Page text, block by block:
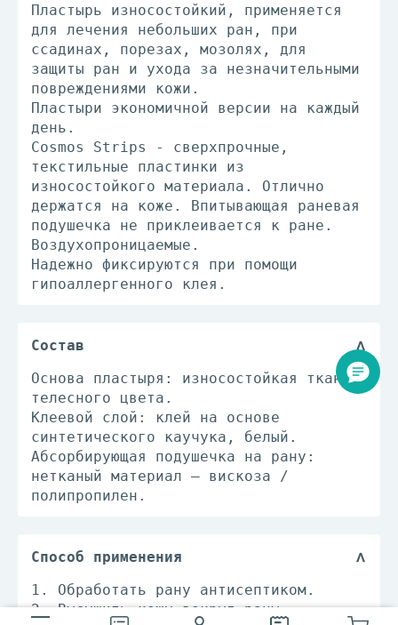
Пластырь износостойкий, применяется
для лечения небольших ран, при
ссадинах, порезах, мозолях, для
защиты ран и ухода за незначительными
повреждениями кожи.
Пластыри экономичной версии на каждый
день.
Cosmos Strips - сверхпрочные,
текстильные пластинки из
износостойкого материала. Отлично
держатся на коже. Впитывающая раневая
подушечка не приклеивается к ране.
Воздухопроницаемые.
Надежно фиксируются при помощи
гипоаллергенного клея.
Состав
Основа пластыря: износостойкая ткань
телесного цвета.
Клеевой слой: клей на основе
синтетического каучука, белый.
Абсорбирующая подушечка на рану:
нетканый материал – вискоза /
полипропилен.
Способ применения
1. Обработать рану антисептиком.
2. Высушить кожу вокруг раны.